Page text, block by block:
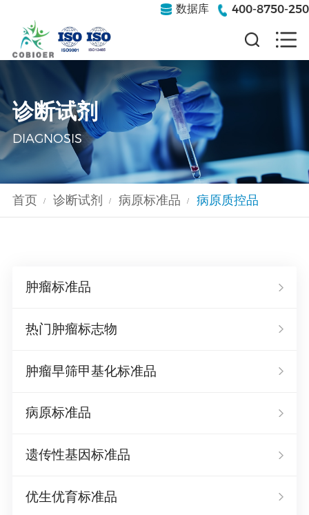
数据库 400-8750-250
诊断试剂
DIAGNOSIS
首页 / 诊断试剂 / 病原标准品 / 病原质控品
肿瘤标准品
热门肿瘤标志物
肿瘤早筛甲基化标准品
病原标准品
遗传性基因标准品
优生优育标准品